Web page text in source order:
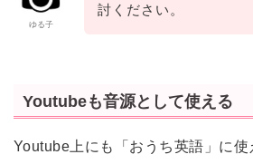
ゆる子
討ください。
Youtubeも音源として使える
Youtube上にも「おうち英語」に使